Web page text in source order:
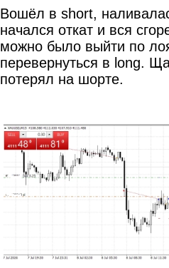
Вошёл в short,
начался откат и вся
можно было выйти по
перевернуться в long.
потерял на шорте.